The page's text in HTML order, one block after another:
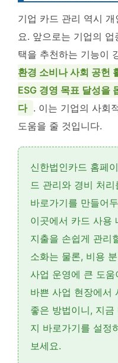
기업 카드 관리 역시
요. 앞으로는 기업의
택을 추천하는 기능이
환경 소비나 사회 공헌
ESG 경영 목표 달성을
다 . 이는 기업의 사회
도움을 줄 것입니다.
신한법인카드 홈페
드 관리와 경비 처리
바로가기를 만들어
이곳에서 카드 사용
지출을 손쉽게 관리
소화는 물론, 비용
사업 운영에 큰 도움
바쁜 사업 현장에서
좋은 방법이니, 지
지 바로가기를 설정
보세요.